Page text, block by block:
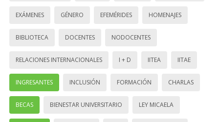
EXÁMENES GÉNERO EFEMÉRIDES HOMENAJES
BIBLIOTECA DOCENTES NODOCENTES
RELACIONES INTERNACIONALES I + D IITEA IITAE
INGRESANTES INCLUSIÓN FORMACIÓN CHARLAS
BECAS BIENESTAR UNIVERSITARIO LEY MICAELA